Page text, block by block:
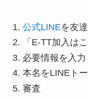
公式LINEを友
「E-TT加入は
必要情報を入力
本名をLINEト
審査